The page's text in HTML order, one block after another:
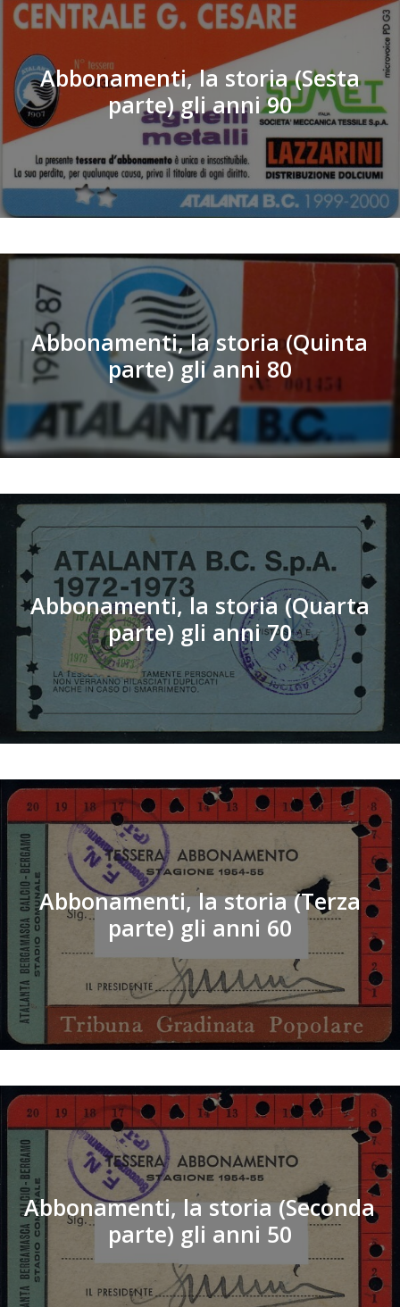
Abbonamenti, la storia (Sesta
parte) gli anni 90
Abbonamenti, la storia (Quinta
parte) gli anni 80
Abbonamenti, la storia (Quarta
parte) gli anni 70
Abbonamenti, la storia (Terza
parte) gli anni 60
Abbonamenti, la storia (Seconda
parte) gli anni 50